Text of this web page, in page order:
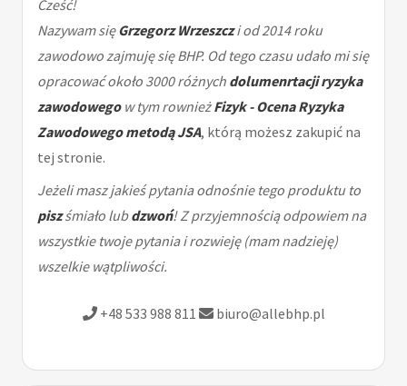
Cześć!
Nazywam sięGrzegorz Wrzeszczi od 2014 roku
zawodowo zajmuję się BHP. Od tego czasu udało mi się
opracować około 3000 różnych dolumenrtacji ryzyka
zawodowegow tym rownieżFizyk - Ocena Ryzyka
Zawodowego metodą JSA, którą możesz zakupić na
tej stronie.
Jeżeli masz jakieś pytania odnośnie tego produktu to
piszśmiało lubdzwoń! Z przyjemnością odpowiem na
wszystkie twoje pytania i rozwieję (mam nadzieję)
wszelkie wątpliwości.
+48 533 988 811 biuro@allebhp.pl